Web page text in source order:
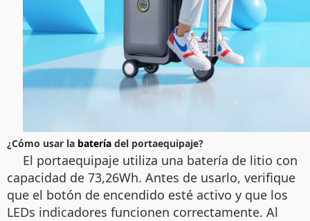
¿Cómo usar la batería del portaequipaje?
El portaequipaje utiliza una batería de litio con
capacidad de 73,26Wh. Antes de usarlo, verifique
que el botón de encendido esté activo y que los
LEDs indicadores funcionen correctamente. Al